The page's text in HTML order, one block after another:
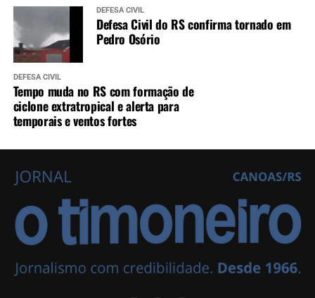
DEFESA CIVIL
Defesa Civil do RS confirma tornado em
Pedro Osório
DEFESA CIVIL
Tempo muda no RS com formação de
ciclone extratropical e alerta para
temporais e ventos fortes